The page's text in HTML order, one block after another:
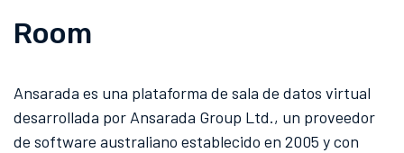
Room
Ansarada es una plataforma de sala de datos virtual
desarrollada por Ansarada Group Ltd., un proveedor
de software australiano establecido en 2005 y con